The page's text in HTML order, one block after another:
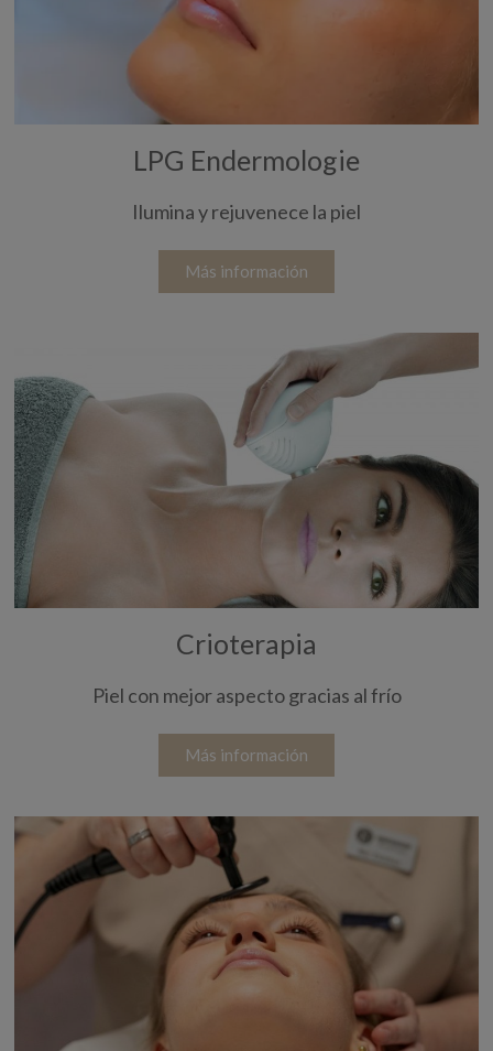
LPG Endermologie
Ilumina y rejuvenece la piel
Más información
Crioterapia
Piel con mejor aspecto gracias al frío
Más información